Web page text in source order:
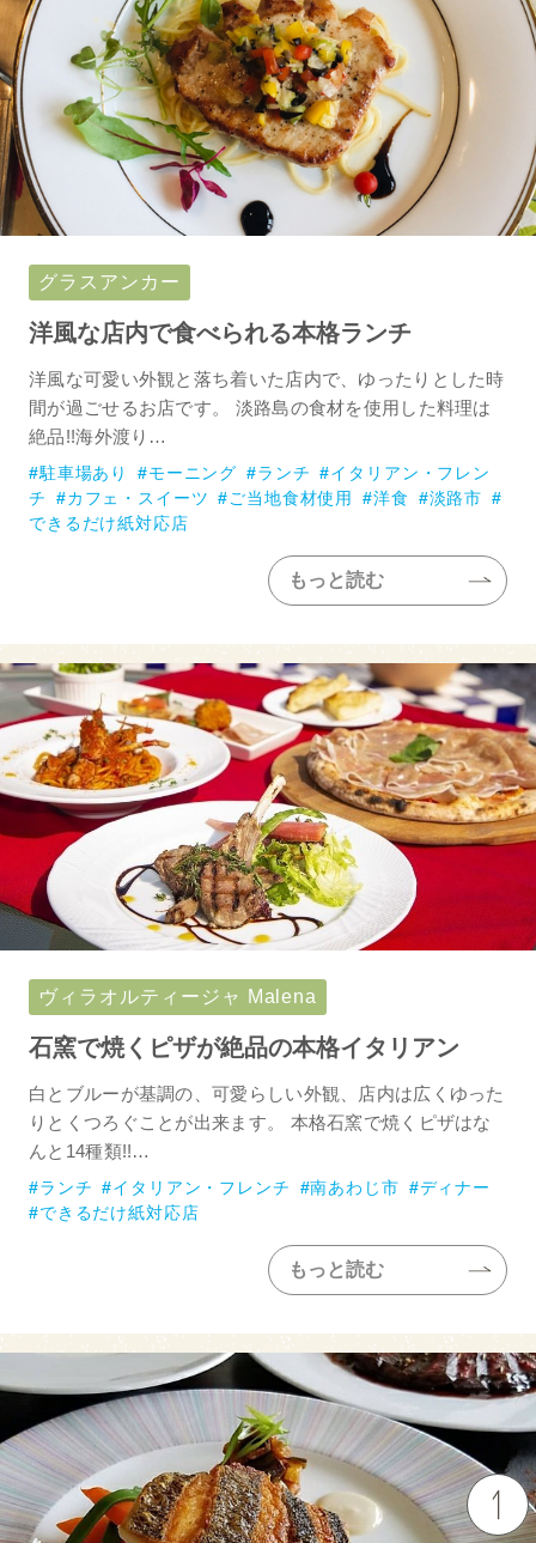
グラスアンカー
洋風な店内で食べられる本格ランチ
洋風な可愛い外観と落ち着いた店内で、ゆったりとした時
間が過ごせるお店です。 淡路島の食材を使用した料理は
絶品!!海外渡り…
駐車場あり モーニング ランチ
イタリアン・フレン
チ
カフェ・スイーツ ご当地食材使用 洋食
淡路市
できるだけ紙対応店
もっと読む
ヴィラオルティージャ Malena
石窯で焼くピザが絶品の本格イタリアン
白とブルーが基調の、可愛らしい外観、店内は広くゆった
りとくつろぐことが出来ます。 本格石窯で焼くピザはな
んと14種類!!…
ランチ イタリアン・フレンチ 南あわじ市
ディナー
できるだけ紙対応店
もっと読む